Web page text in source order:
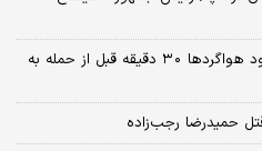
زئیس سازمان هواپیمایی: گزارش ورود هواگردها ٣٠ دقیقه قبل از حمله به
حمیدرضا رجب‌زاده